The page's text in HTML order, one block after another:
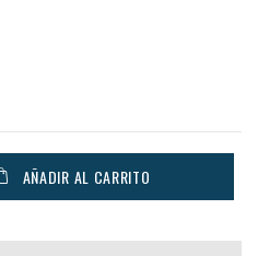
AÑADIR AL CARRITO